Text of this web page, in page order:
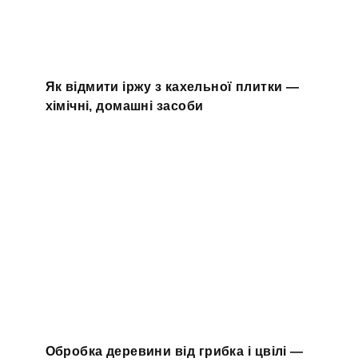
Як відмити іржу з кахельної плитки —
хімічні, домашні засоби
Обробка деревини від грибка і цвілі —